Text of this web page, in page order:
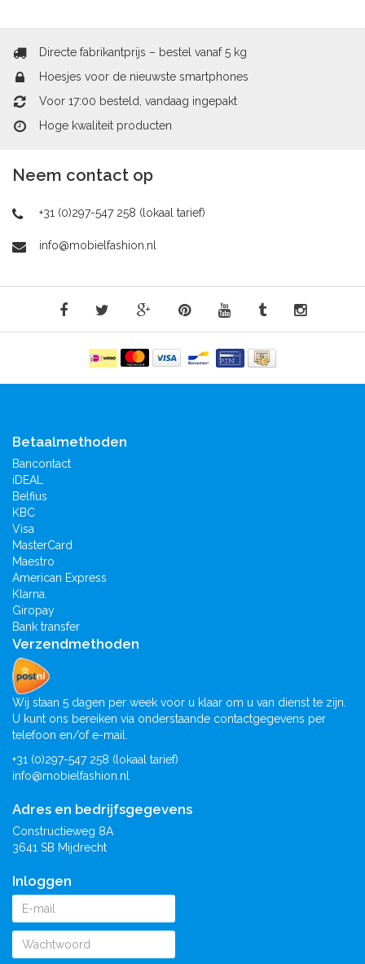
Directe fabrikantprijs – bestel vanaf 5 kg
Hoesjes voor de nieuwste smartphones
Voor 17:00 besteld, vandaag ingepakt
Hoge kwaliteit producten
Neem contact op
+31 (0)297-547 258 (lokaal tarief)
info@mobielfashion.nl
Betaalmethoden
Bancontact
iDEAL
Belfius
KBC
Visa
MasterCard
Maestro
American Express
Klarna.
Giropay
Bank transfer
Verzendmethoden
Wij staan 5 dagen per week voor u klaar om u van dienst te zijn.
U kunt ons bereiken via onderstaande contactgegevens per
telefoon en/of e-mail.
+31 (0)297-547 258 (lokaal tarief)
info@mobielfashion.nl
Adres en bedrijfsgegevens
Constructieweg 8A
3641 SB Mijdrecht
Inloggen